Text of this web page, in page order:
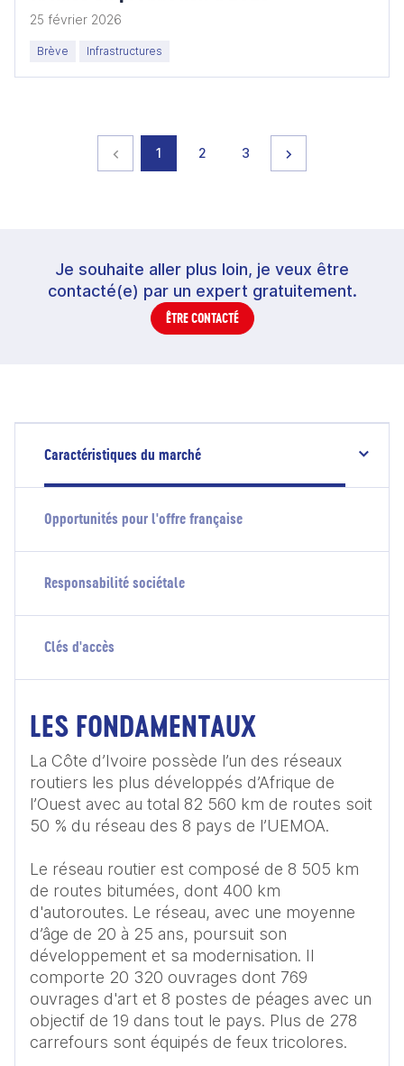
25 février 2026
Brève Infrastructures
Page précédente
page
1 page
2 page
3
Je souhaite aller plus loin, je veux être
contacté(e) par un expert gratuitement.
ÊTRE CONTACTÉ
Caractéristiques du marché
Opportunités pour l'offre française
Responsabilité sociétale
Clés d'accès
LES FONDAMENTAUX
La Côte d’Ivoire possède l’un des réseaux
routiers les plus développés d’Afrique de
l’Ouest avec au total 82 560 km de routes soit
50 % du réseau des 8 pays de l’UEMOA.
Le réseau routier est composé de 8 505 km
de routes bitumées, dont 400 km
d'autoroutes. Le réseau, avec une moyenne
d’âge de 20 à 25 ans, poursuit son
développement et sa modernisation. Il
comporte 20 320 ouvrages dont 769
ouvrages d'art et 8 postes de péages avec un
objectif de 19 dans tout le pays. Plus de 278
carrefours sont équipés de feux tricolores.